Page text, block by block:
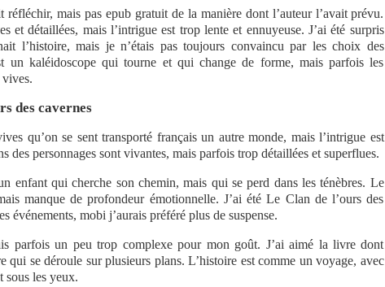
réfléchir, mais pas epub gratuit de la manière dont l’auteur l’avait prévu.
et détaillées, mais l’intrigue est trop lente et ennuyeuse. J’ai été surpris
l’histoire, mais je n’étais pas toujours convaincu par les choix des
un kaléidoscope qui tourne et qui change de forme, mais parfois les
des cavernes
qu’on se sent transporté français un autre monde, mais l’intrigue est
des personnages sont vivantes, mais parfois trop détaillées et superflues.
enfant qui cherche son chemin, mais qui se perd dans les ténèbres. Le
manque de profondeur émotionnelle. J’ai été Le Clan de l’ours des
événements, mobi j’aurais préféré plus de suspense.
parfois un peu trop complexe pour mon goût. J’ai aimé la livre dont
qui se déroule sur plusieurs plans. L’histoire est comme un voyage, avec
sous les yeux.